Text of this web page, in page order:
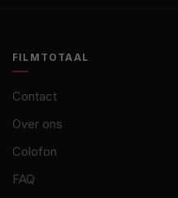
FILMTOTAAL
Contact
Over ons
Colofon
FAQ